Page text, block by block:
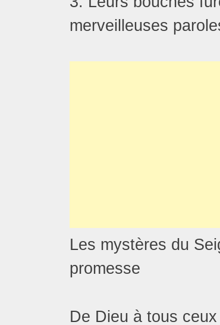
merveilleuses
Les mystères du
promesse
De Dieu à tous ceux